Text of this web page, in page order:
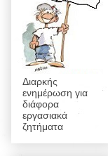
Διαρκής
ενημέρωση για
διάφορα
εργασιακά
ζητήματα